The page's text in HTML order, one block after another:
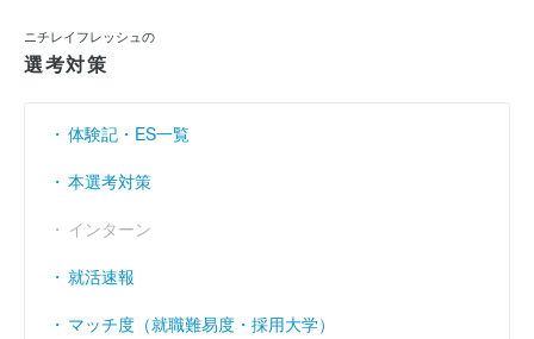
ニチレイフレッシュの
選考対策
体験記・ES一覧
本選考対策
インターン
就活速報
マッチ度（就職難易度・採用大学）